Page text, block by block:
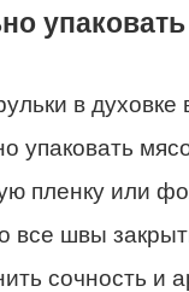
в духовке
упаковать
пленку или
все швы
сочность и